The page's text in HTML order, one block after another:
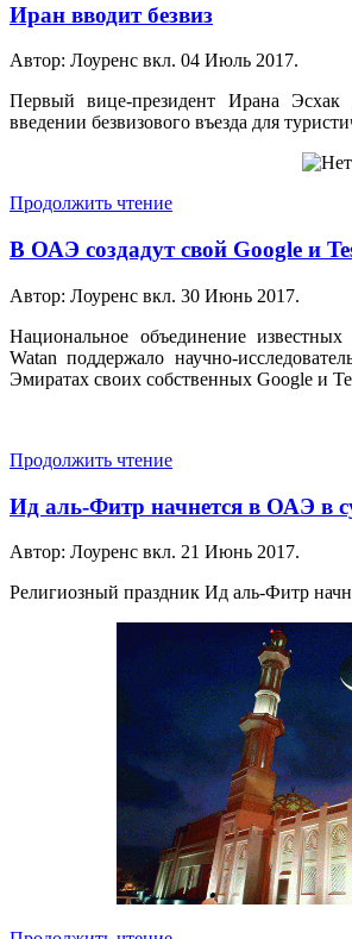
Иран вводит безвиз
Автор: Лоуренс вкл. 04 Июль 2017.
Первый вице-президент Ирана Эсхак
введении безвизового въезда для
Продолжить чтение
В ОАЭ создадут свой Google и
Автор: Лоуренс вкл. 30 Июнь 2017.
Национальное объединение
Watan поддержало научно-
Эмиратах своих собственных Google и
Продолжить чтение
Ид аль-Фитр начнется в ОАЭ в
Автор: Лоуренс вкл. 21 Июнь 2017.
Религиозный праздник Ид аль-Фитр